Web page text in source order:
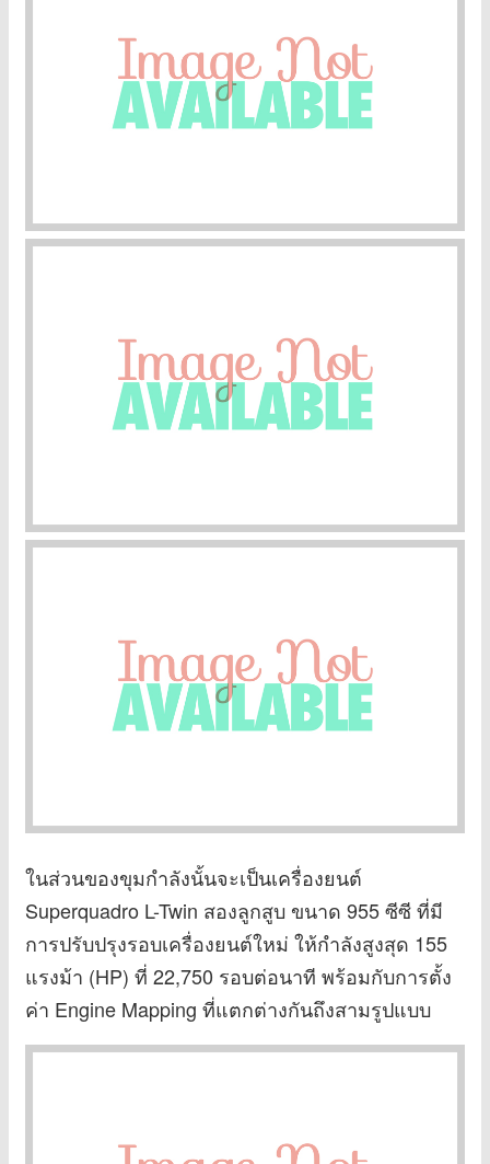
ในส่วนของขุมกำลังนั้นจะเป็นเครื่องยนต์
Superquadro L-Twin สองลูกสูบ ขนาด 955 ซีซี ที่มี
การปรับปรุงรอบเครื่องยนต์ใหม่ ให้กำลังสูงสุด 155
แรงม้า (HP) ที่ 22,750 รอบต่อนาที พร้อมกับการตั้ง
ค่า Engine Mapping ที่แตกต่างกันถึงสามรูปแบบ